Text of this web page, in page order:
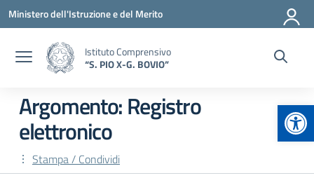
Vai ai contenuti
Vai al menu di navigazione
Vai al footer
Ministero dell'Istruzione e del Merito
Istituto Comprensivo
“S. PIO X-G. BOVIO”
Argomento: Registro
elettronico
Stampa / Condividi